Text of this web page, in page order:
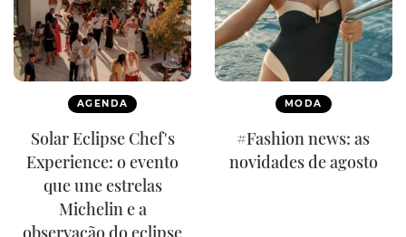
AGENDA
Solar Eclipse Chef's
Experience: o evento
que une estrelas
Michelin e a
MODA
#Fashion news: as
novidades de agosto